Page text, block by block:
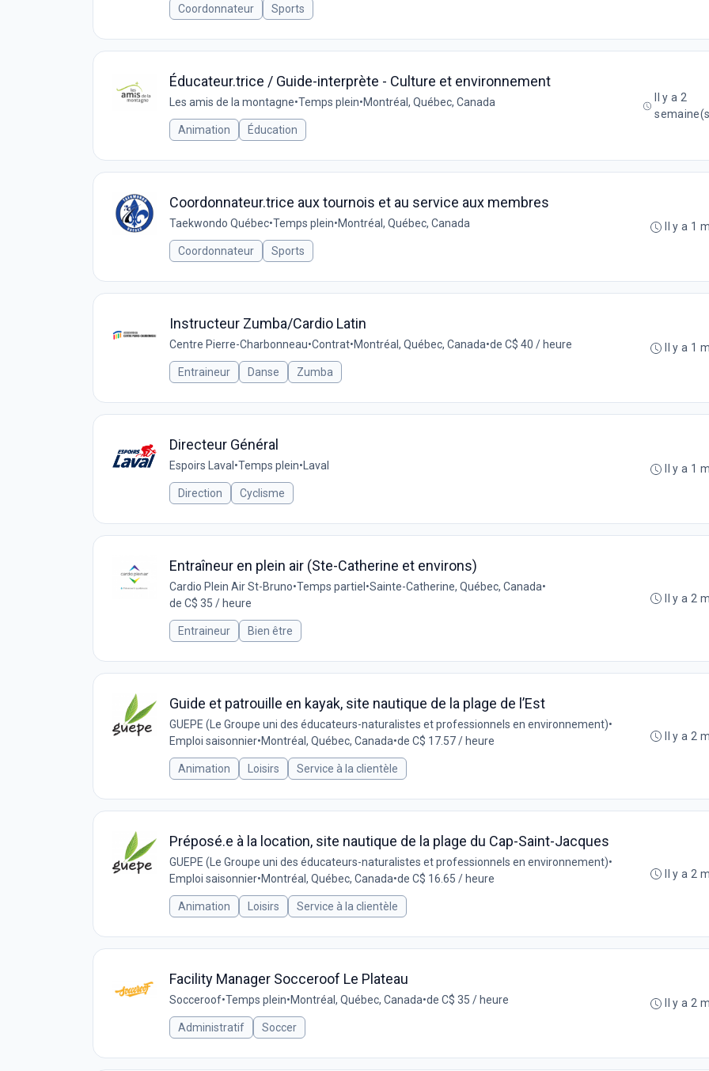
Coordonnateur Sports
Éducateur.trice / Guide-interprète - Culture et environnement
Les amis de la montagne•Temps plein•Montréal, Québec, Canada
Animation Éducation
Il y a 2
Coordonnateur.trice aux tournois et au service aux membres
Taekwondo Québec•Temps plein•Montréal, Québec, Canada
Coordonnateur Sports
Il y a 1
Instructeur Zumba/Cardio Latin
Centre Pierre-Charbonneau•Contrat•Montréal, Québec, Canada•de C$ 40 / heure
Entraineur Danse Zumba
Il y a 1
Directeur Général
Espoirs Laval •Temps plein• Laval
Direction Cyclisme
Il y a 1
Entraîneur en plein air (Ste-Catherine et environs)
Cardio Plein Air St-Bruno•Temps partiel •Sainte-Catherine, Québec, Canada•
de C$ 35 / heure
Entraineur Bien être
Il y a 2
Guide et patrouille en kayak, site nautique de la plage de l’Est
GUEPE (Le Groupe uni des éducateurs-naturalistes et professionnels en environnement)•
Emploi saisonnier•Montréal, Québec, Canada•de C$ 17.57 / heure
Animation Loisirs Service à la clientèle
Il y a 2
Préposé.e à la location, site nautique de la plage du Cap-Saint-Jacques
GUEPE (Le Groupe uni des éducateurs-naturalistes et professionnels en environnement)•
Emploi saisonnier•Montréal, Québec, Canada•de C$ 16.65 / heure
Animation Loisirs Service à la clientèle
Il y a 2
Facility Manager Socceroof Le Plateau
Socceroof•Temps plein•Montréal, Québec, Canada•de C$ 35 / heure
Administratif Soccer
Il y a 2